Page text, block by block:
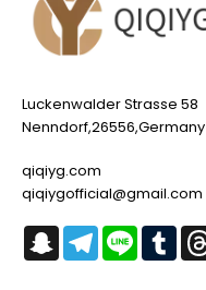
Luckenwalder Strasse 58
Nenndorf,26556,Germany
qiqiyg.com
qiqiygofficial@gmail.com
SnapchatTelegram
Line